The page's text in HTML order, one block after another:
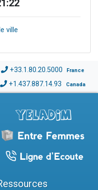
ville
+33.1.80.20.5000 France
+1.437.887.14.93 Canada